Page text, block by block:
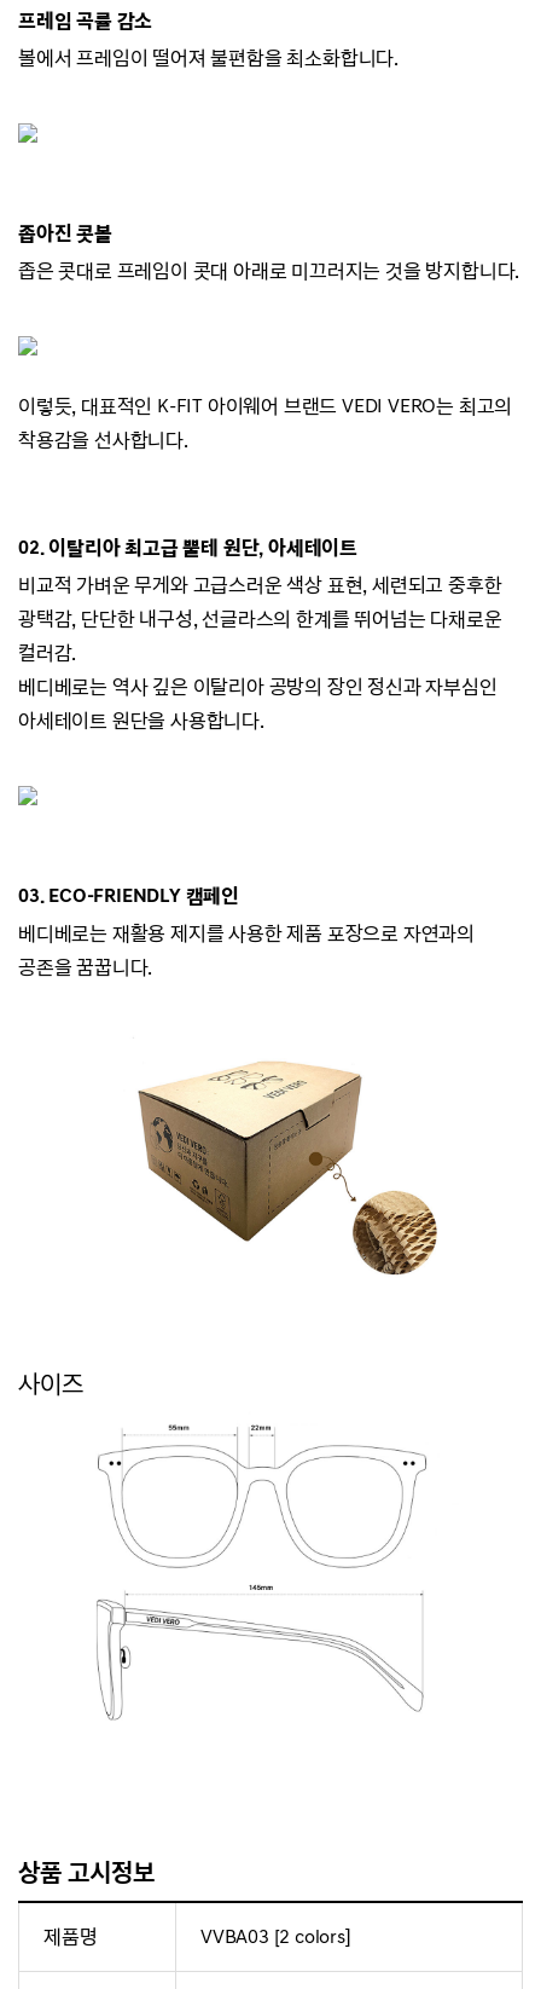
프레임 곡률 감소
볼에서 프레임이 떨어져 불편함을 최소화합니다.
좁아진 콧볼
좁은 콧대로 프레임이 콧대 아래로 미끄러지는 것을 방지합니다.
이렇듯, 대표적인 K-FIT 아이웨어 브랜드VEDI VERO는 최고의
착용감을 선사합니다.
02. 이탈리아 최고급 뿔테 원단, 아세테이트
비교적 가벼운 무게와 고급스러운 색상 표현, 세련되고 중후한
광택감, 단단한 내구성, 선글라스의 한계를 뛰어넘는 다채로운
컬러감.
베디베로는 역사 깊은 이탈리아 공방의 장인 정신과 자부심인
아세테이트 원단을 사용합니다.
03. ECO-FRIENDLY 캠페인
베디베로는 재활용 제지를 사용한 제품 포장으로 자연과의
공존을 꿈꿉니다.
사이즈
상품 고시정보
제품명 VVBA03 [2 colors]